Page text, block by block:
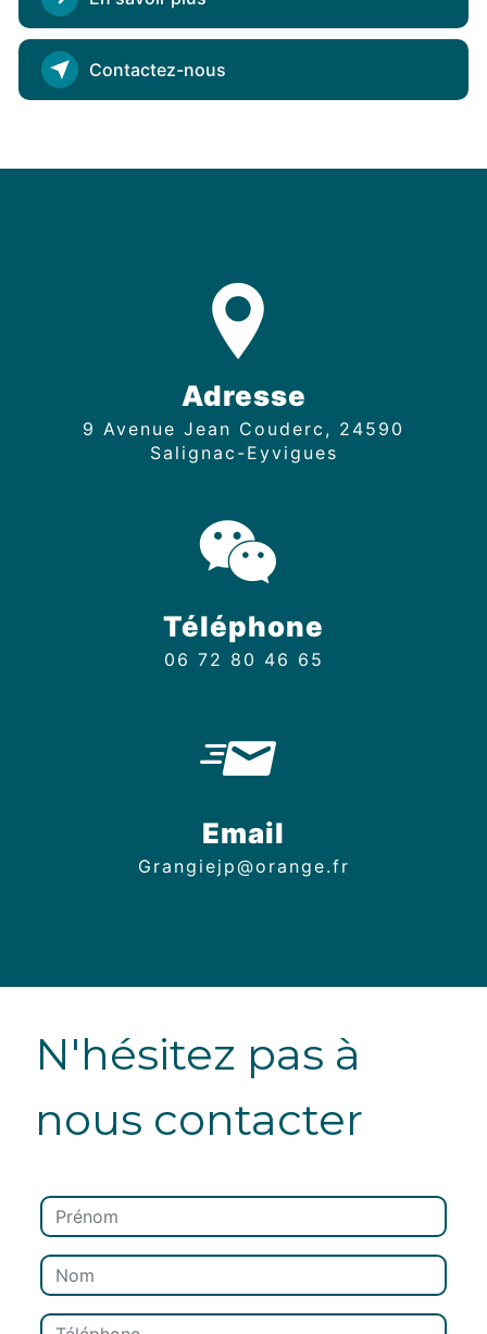
Contactez-nous
Adresse
9 Avenue Jean Couderc, 24590
Salignac-Eyvigues
Téléphone
06 72 80 46 65
Email
grangiejp@orange.fr
N'hésitez pas à
nous contacter